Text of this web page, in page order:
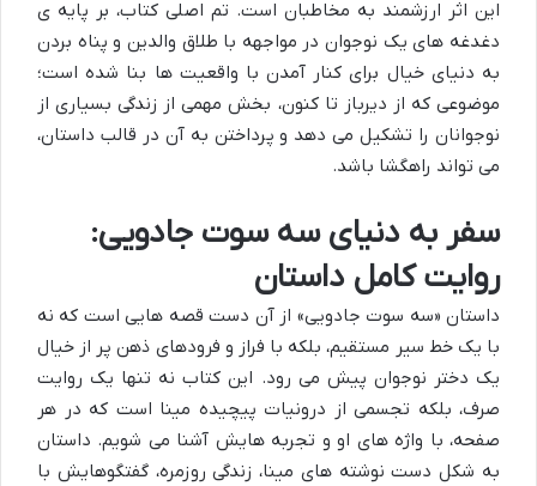
این اثر ارزشمند به مخاطبان است. تم اصلی کتاب، بر پایه ی
دغدغه های یک نوجوان در مواجهه با طلاق والدین و پناه بردن
به دنیای خیال برای کنار آمدن با واقعیت ها بنا شده است؛
موضوعی که از دیرباز تا کنون، بخش مهمی از زندگی بسیاری از
نوجوانان را تشکیل می دهد و پرداختن به آن در قالب داستان،
می تواند راهگشا باشد.
سفر به دنیای سه سوت جادویی:
روایت کامل داستان
داستان «سه سوت جادویی» از آن دست قصه هایی است که نه
با یک خط سیر مستقیم، بلکه با فراز و فرودهای ذهن پر از خیال
یک دختر نوجوان پیش می رود. این کتاب نه تنها یک روایت
صرف، بلکه تجسمی از درونیات پیچیده مینا است که در هر
صفحه، با واژه های او و تجربه هایش آشنا می شویم. داستان
به شکل دست نوشته های مینا، زندگی روزمره، گفتگوهایش با